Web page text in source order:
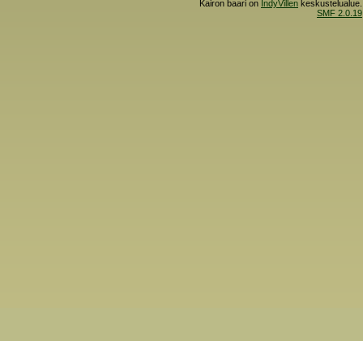
Kairon baari on IndyVillen
SMF 2.0.19